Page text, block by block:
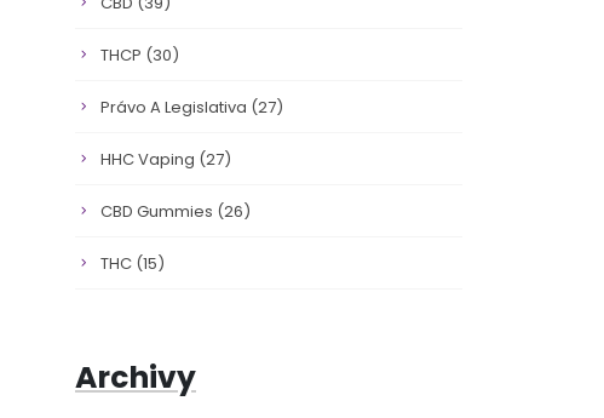
THCP (30)
Právo A Legislativa (27)
HHC Vaping (27)
CBD Gummies (26)
THC (15)
Archivy